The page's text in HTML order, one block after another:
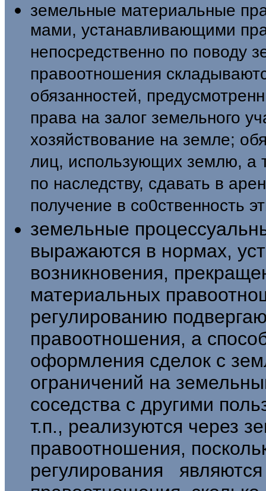
земельные материальные
мами, устанавливающими
не­посредственно по поводу
правоотноше­ния
обязанностей,
права на залог земельного
хозяйствование на земле;
лиц, использующих землю, а
по наследству, сдавать в
получение в со0ственность
земельные
выражаются в нор­мах,
возникновения,
материальных
регулирова­нию
правоотношения, а
оформления сделок с
ограничений на
сосед­ства с другими
т.п., реализуют­ся через
правоотношения,
регулирования